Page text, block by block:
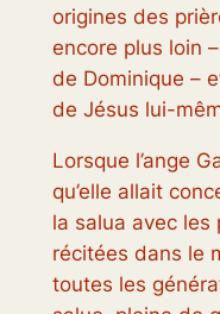
origines des
encore plus loin
de Dominique –
de Jésus lui-
Lorsque l’ange
qu’elle allait
la salua avec les
récitées dans le
toutes les